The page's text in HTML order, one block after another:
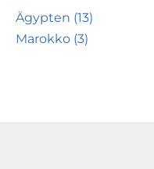
Ägypten (13)
Marokko (3)